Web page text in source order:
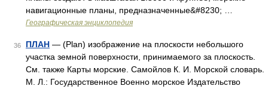
навигационные планы, предназначенные&#8230; …
Географическая энциклопедия
36 ПЛАН — (Plan) изображение на плоскости небольшого
участка земной поверхности, принимаемого за плоскость.
См. также Карты морские. Самойлов К. И. Морской словарь.
М. Л.: Государственное Военно морское Издательство